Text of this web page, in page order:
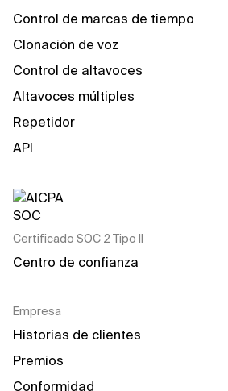
Control de marcas de tiempo
Clonación de voz
Control de altavoces
Altavoces múltiples
Repetidor
API
Certificado SOC 2 Tipo II
Centro de confianza
Empresa
Historias de clientes
Premios
Conformidad